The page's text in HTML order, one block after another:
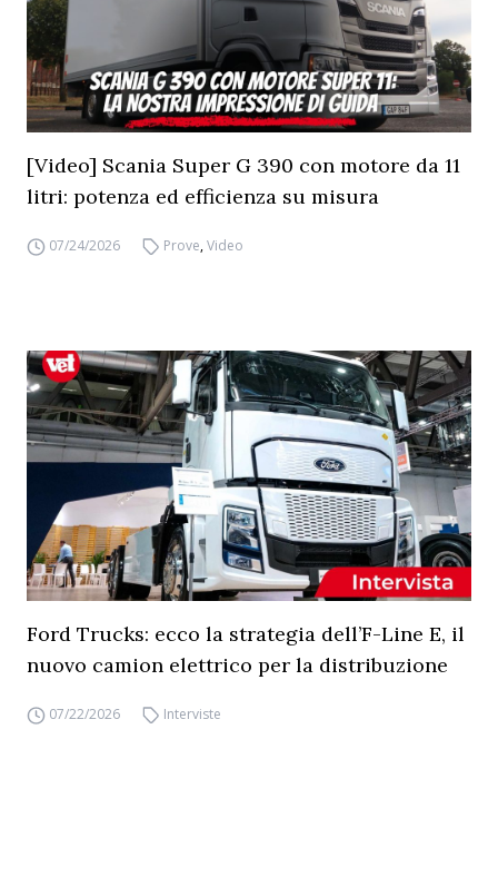
[Video] Scania Super G 390 con motore da 11
litri: potenza ed efficienza su misura
07/24/2026 Prove,Video
Ford Trucks: ecco la strategia dell’F-Line E, il
nuovo camion elettrico per la distribuzione
07/22/2026 Interviste